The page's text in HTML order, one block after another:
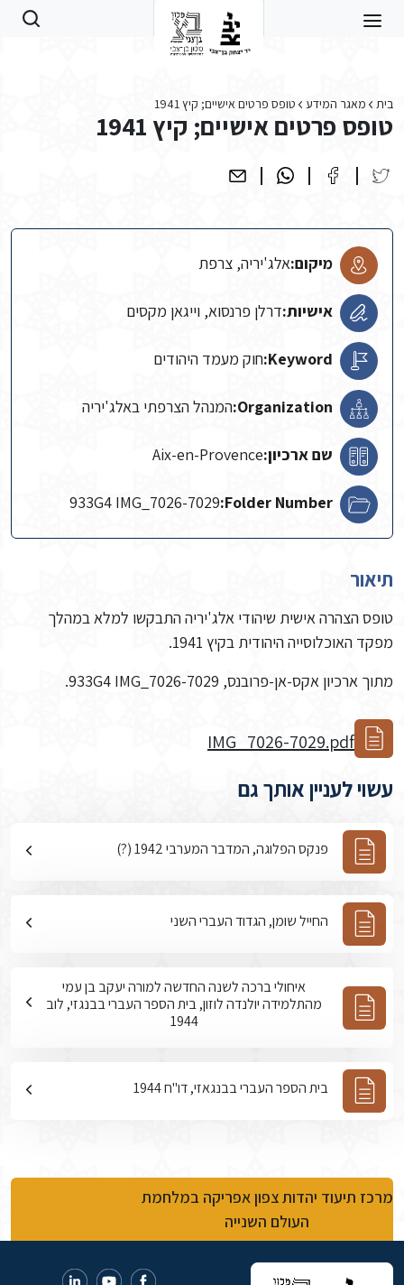
בית מאגר המידע טופס פרטים אישיים; קיץ 1941
טופס פרטים אישיים; קיץ 1941
מיקום:אלג'יריה, צרפת
אישיות:דרלן פרנסוא, וייגאן מקסים
Keyword: חוק מעמד היהודים
Organization: המנהל הצרפתי באלג'יריה
שם ארכיון:Aix-en-Provence
Folder Number:
933G4 IMG_7026-7029
תיאור
טופס הצהרה אישית שיהודי אלג'יריה התבקשו למלא במהלך
מפקד האוכלוסייה היהודית בקיץ 1941.
מתוך ארכיון אקס-אן-פרובנס, 933G4 IMG_7026-7029.
IMG_7026-7029.pdf
עשוי לעניין אותך גם
פנקס הפלוגה, המדבר המערבי 1942 (?)
החייל שומן, הגדוד העברי השני
איחולי ברכה לשנה החדשה למורה יעקב בן עמי
מהתלמידה יולנדה לוזון, בית הספר העברי בבנגזי, לוב
1944
בית הספר העברי בבנגאזי, דו"ח 1944
מרכז תיעוד יהדות צפון אפריקה במלחמת
העולם השנייה